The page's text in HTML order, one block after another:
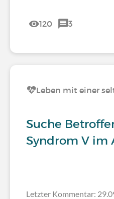
120 3
Leben mit einer
Suche
Syndrom V im
Letzter Kommentar: